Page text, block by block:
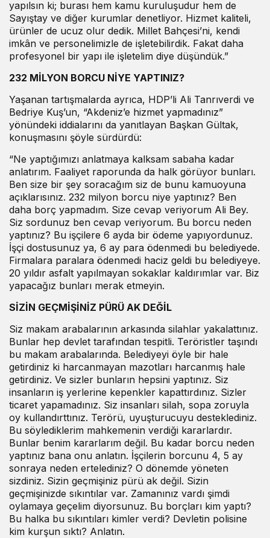
yapılsın ki; burası hem kamu kuruluşudur hem de
Sayıştay ve diğer kurumlar denetliyor. Hizmet kaliteli,
ürünler de ucuz olur dedik. Millet Bahçesi’ni, kendi
imkân ve personelimizle de işletebilirdik. Fakat daha
profesyonel bir yapı ile işletelim diye düşündük.”
232 MİLYON BORCU NİYE YAPTINIZ?
Yaşanan tartışmalarda ayrıca, HDP’li Ali Tanrıverdi ve
Bedriye Kuş’un, “Akdeniz’e hizmet yapmadınız”
yönündeki iddialarını da yanıtlayan Başkan Gültak,
konuşmasını şöyle sürdürdü:
“Ne yaptığımızı anlatmaya kalksam sabaha kadar
anlatırım. Faaliyet raporunda da halk görüyor bunları.
Ben size bir şey soracağım siz de bunu kamuoyuna
açıklarısınız. 232 milyon borcu niye yaptınız? Ben
daha borç yapmadım. Size cevap veriyorum Ali Bey.
Siz sordunuz ben cevap veriyorum. Bu borcu neden
yaptınız? Bu işçilere 6 ayda bir ödeme yapıyordunuz.
İşçi dostusunuz ya, 6 ay para ödenmedi bu belediyede.
Firmalara paralara ödenmedi haciz geldi bu belediyeye.
20 yıldır asfalt yapılmayan sokaklar kaldırımlar var. Biz
yapacağız bunları merak etmeyin.
SİZİN GEÇMİŞİNİZ PÜRÜ AK DEĞİL
Siz makam arabalarının arkasında silahlar yakalattınız.
Bunlar hep devlet tarafından tespitli. Teröristler taşındı
bu makam arabalarında. Belediyeyi öyle bir hale
getirdiniz ki harcanmayan mazotları harcanmış hale
getirdiniz. Ve sizler bunların hepsini yaptınız. Siz
insanların iş yerlerine kepenkler kapattırdınız. Sizler
ticaret yapamadınız. Siz insanları silah, sopa zoruyla
oy kullandırttınız. Terörü, uyuşturucuyu desteklediniz.
Bu söylediklerim mahkemenin verdiği kararlardır.
Bunlar benim kararlarım değil. Bu kadar borcu neden
yaptınız bana onu anlatın. İşçilerin borcunu 4, 5 ay
sonraya neden ertelediniz? O dönemde yöneten
sizdiniz. Sizin geçmişiniz pürü ak değil. Sizin
geçmişinizde sıkıntılar var. Zamanınız vardı şimdi
oylamaya geçelim diyorsunuz. Bu borçları kim yaptı?
Bu halka bu sıkıntıları kimler verdi? Devletin polisine
kim kurşun sıktı? Anlatın.